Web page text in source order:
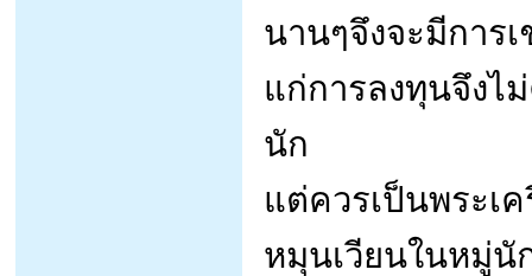
นานๆจึงจะมีการ
แก่การลงทุนจึงไ
นัก
แต่ควรเป็นพระเ
หมุนเวียนในหมู่นั